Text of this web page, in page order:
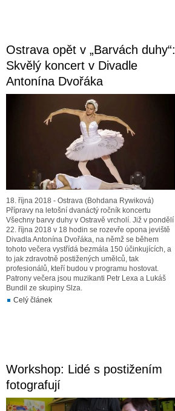
Ostrava opět v „Barvách duhy“:
Skvělý koncert v Divadle
Antonína Dvořáka
18. října 2018 - Ostrava (Bohdana Rywiková)
Přípravy na letošní dvanáctý ročník koncertu
Všechny barvy duhy v Ostravě vrcholí. Již v pondělí
22. října 2018 v 18 hodin se rozevře opona jeviště
Divadla Antonína Dvořáka, na němž se během
tohoto večera vystřídá bezmála 150 účinkujících, a
to jak zdravotně postižených umělců, tak
profesionálů, kteří budou v programu hostovat.
Patrony večera jsou muzikanti Petr Lexa a Lukáš
Bundil ze skupiny Slza.
Celý článek
Workshop: Lidé s postižením
fotografují